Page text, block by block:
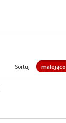
Sortuj malejąco